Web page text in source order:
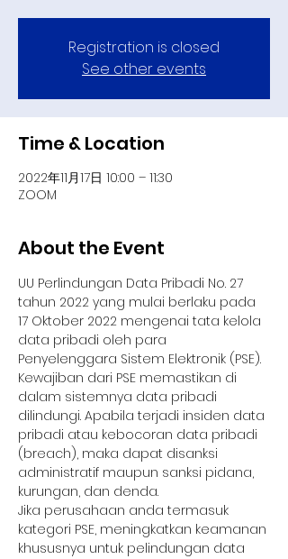
Registration is closed
See other events
Time & Location
2022年11月17日 10:00 – 11:30
ZOOM
About the Event
UU Perlindungan Data Pribadi No. 27
tahun 2022 yang mulai berlaku pada
17 Oktober 2022 mengenai tata kelola
data pribadi oleh para
Penyelenggara Sistem Elektronik (PSE).
Kewajiban dari PSE memastikan di
dalam sistemnya data pribadi
dilindungi. Apabila terjadi insiden data
pribadi atau kebocoran data pribadi
(breach), maka dapat disanksi
administratif maupun sanksi pidana,
kurungan, dan denda.
Jika perusahaan anda termasuk
kategori PSE, meningkatkan keamanan
khususnya untuk pelindungan data